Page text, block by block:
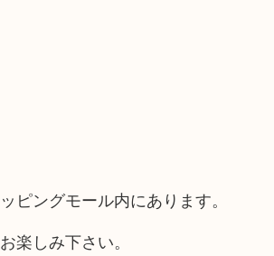
ピングモール内にあります。
楽しみ下さい。